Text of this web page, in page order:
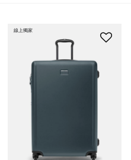
線上獨家